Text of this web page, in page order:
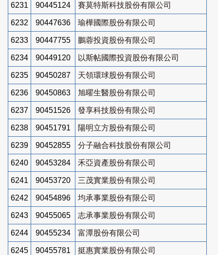
6231 90445124 賽莫特斯科技股份有限公司
6232 90447636 瑜樺國際股份有限公司
6233 90447755 鵬蓉投資股份有限公司
6234 90449120 以斯帖國際投資股份有限公司
6235 90450287 天領環球股份有限公司
6236 90450863 旭曜生醫股份有限公司
6237 90451526 發享科技股份有限公司
6238 90451791 陽明立方股份有限公司
6239 90452855 分子融合科技股份有限公司
6240 90453284 禾亞資產股份有限公司
6241 90453720 三茂實業股份有限公司
6242 90454896 均承事業股份有限公司
6243 90455065 志承事業股份有限公司
6244 90455234 富潭股份有限公司
6245 90455781 挺惠實業股份有限公司